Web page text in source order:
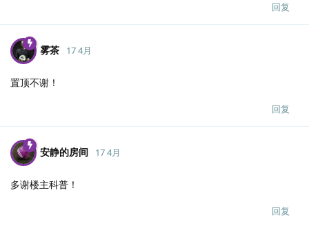
回复
雾茶 17 4月
置顶不谢！
回复
安静的房间 17 4月
多谢楼主科普！
回复